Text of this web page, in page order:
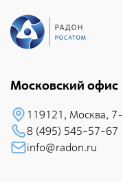
Московский офис
119121, Москва,
8 (495) 545-57-67
info@radon.ru
территорий
Проведение
Дезактивация и
Дезактивация
защитных средств и